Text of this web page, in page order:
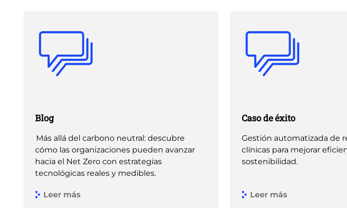
Blog
Más allá del carbono neutral: descubre
cómo las organizaciones pueden avanzar
hacia el Net Zero con estrategias
tecnológicas reales y medibles.
Leer más
Caso de éxito
Gestión automatizada de
clínicas para mejorar
sostenibilidad.
Leer más